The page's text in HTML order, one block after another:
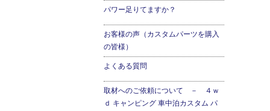
パワー足りてますか？
お客様の声（カスタムパーツを購入
の皆様）
よくある質問
取材へのご依頼について － ４ｗ
ｄ キャンピング 車中泊カスタム パ